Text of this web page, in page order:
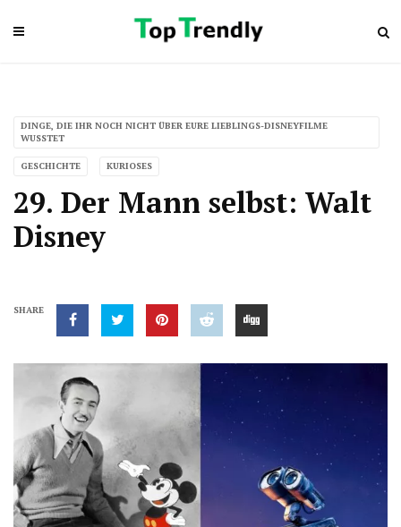
DINGE, DIE IHR NOCH NICHT ÜBER EURE LIEBLINGS-DISNEYFILME
WUSSTET
GESCHICHTE KURIOSES
29. Der Mann selbst: Walt
Disney
SHARE